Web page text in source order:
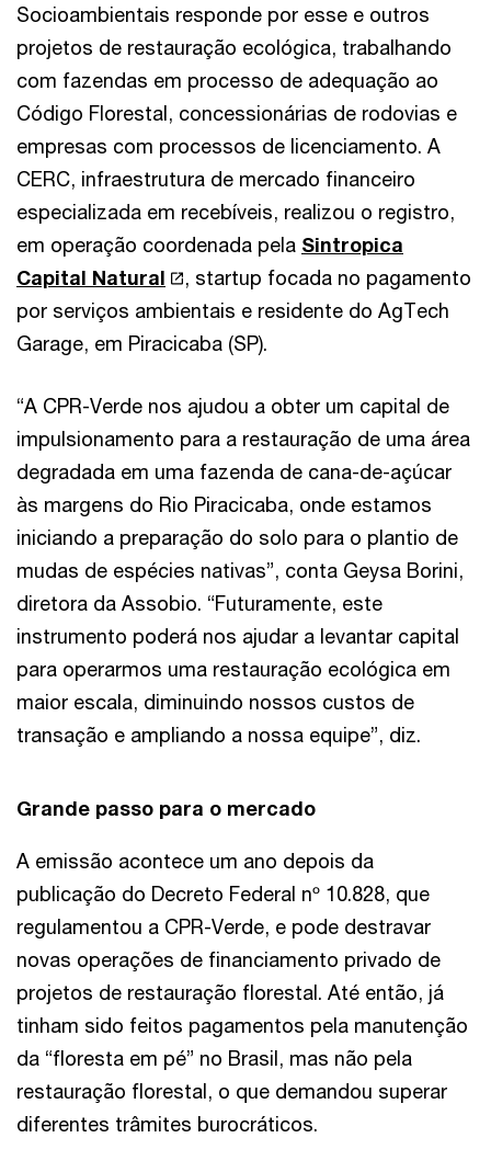
Socioambientais responde por esse e outros
projetos de restauração ecológica, trabalhando
com fazendas em processo de adequação ao
Código Florestal, concessionárias de rodovias e
empresas com processos de licenciamento. A
CERC, infraestrutura de mercado financeiro
especializada em recebíveis, realizou o registro,
em operação coordenada pela Sintropica
Capital Natural
, startup focada no pagamento
por serviços ambientais e residente do AgTech
Garage, em Piracicaba (SP).
“A CPR-Verde nos ajudou a obter um capital de
impulsionamento para a restauração de uma área
degradada em uma fazenda de cana-de-açúcar
às margens do Rio Piracicaba, onde estamos
iniciando a preparação do solo para o plantio de
mudas de espécies nativas”, conta Geysa Borini,
diretora da Assobio. “Futuramente, este
instrumento poderá nos ajudar a levantar capital
para operarmos uma restauração ecológica em
maior escala, diminuindo nossos custos de
transação e ampliando a nossa equipe”, diz.
Grande passo para o mercado
A emissão acontece um ano depois da
publicação do Decreto Federal nº 10.828, que
regulamentou a CPR-Verde, e pode destravar
novas operações de financiamento privado de
projetos de restauração florestal. Até então, já
tinham sido feitos pagamentos pela manutenção
da “floresta em pé” no Brasil, mas não pela
restauração florestal, o que demandou superar
diferentes trâmites burocráticos.